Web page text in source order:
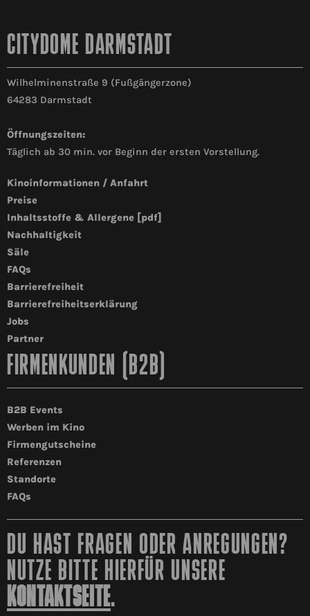
CITYDOME DARMSTADT
Wilhelminenstraße 9 (Fußgängerzone)
64283 Darmstadt
Öffnungszeiten:
Täglich ab 30 min. vor Beginn der ersten Vorstellung.
Kinoinformationen / Anfahrt
Preise
Inhaltsstoffe & Allergene [pdf]
Nachhaltigkeit
Säle
FAQs
Barrierefreiheit
Barrierefreiheitserklärung
Jobs
Partner
FIRMENKUNDEN (B2B)
B2B Events
Werben im Kino
Firmengutscheine
Referenzen
Standorte
FAQs
DU HAST FRAGEN ODER ANREGUNGEN?
NUTZE BITTE HIERFÜR UNSERE
KONTAKTSEITE.